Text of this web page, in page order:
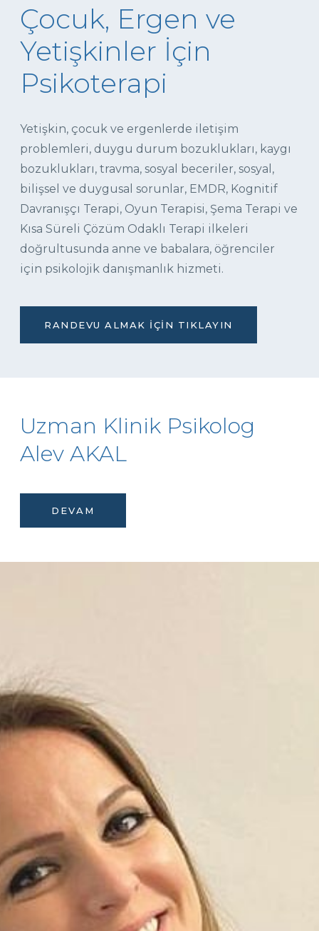
Çocuk, Ergen ve
Yetişkinler İçin
Psikoterapi
Yetişkin, çocuk ve ergenlerde iletişim
problemleri, duygu durum bozuklukları, kaygı
bozuklukları, travma, sosyal beceriler, sosyal,
bilişsel ve duygusal sorunlar, EMDR, Kognitif
Davranışçı Terapi, Oyun Terapisi, Şema Terapi ve
Kısa Süreli Çözüm Odaklı Terapi ilkeleri
doğrultusunda anne ve babalara, öğrenciler
için psikolojik danışmanlık hizmeti.
RANDEVU ALMAK İÇIN TIKLAYIN
Uzman Klinik Psikolog
Alev AKAL
DEVAM